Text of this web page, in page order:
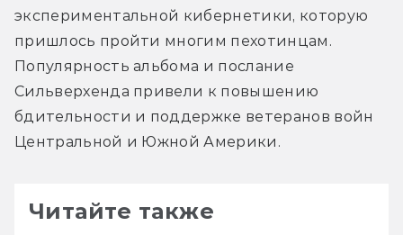
экспериментальной кибернетики, которую
пришлось пройти многим пехотинцам.
Популярность альбома и послание
Сильверхенда привели к повышению
бдительности и поддержке ветеранов войн
Центральной и Южной Америки.
Читайте также